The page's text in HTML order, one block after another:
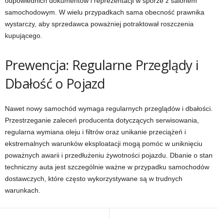
samochodowym. W wielu przypadkach sama obecność prawnika
wystarczy, aby sprzedawca poważniej potraktował roszczenia
kupującego.
Prewencja: Regularne Przeglądy i
Dbałość o Pojazd
Nawet nowy samochód wymaga regularnych przeglądów i dbałości.
Przestrzeganie zaleceń producenta dotyczących serwisowania,
regularna wymiana oleju i filtrów oraz unikanie przeciążeń i
ekstremalnych warunków eksploatacji mogą pomóc w uniknięciu
poważnych awarii i przedłużeniu żywotności pojazdu. Dbanie o stan
techniczny auta jest szczególnie ważne w przypadku samochodów
dostawczych, które często wykorzystywane są w trudnych
warunkach.